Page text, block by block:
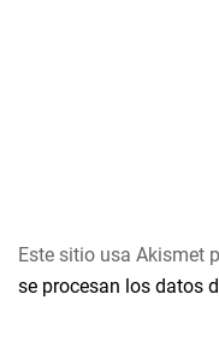
Este sitio usa Akismet
se procesan los datos